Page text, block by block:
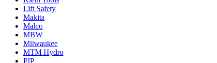
Lift Safety
Makita
Malco
MBW
Milwaukee
MTM Hydro
PIP